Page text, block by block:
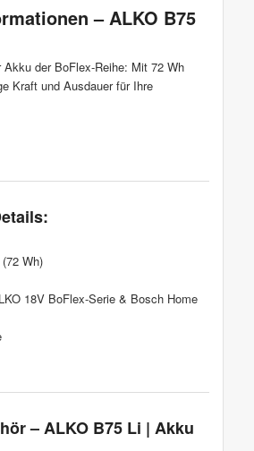
– ALKO B75
der BoFlex-Reihe: Mit 72 Wh
Kraft und Ausdauer für Ihre
Wh)
18V BoFlex-Serie & Bosch Home
– ALKO B75 Li | Akku